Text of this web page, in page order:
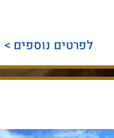
לפרטים נוספים >